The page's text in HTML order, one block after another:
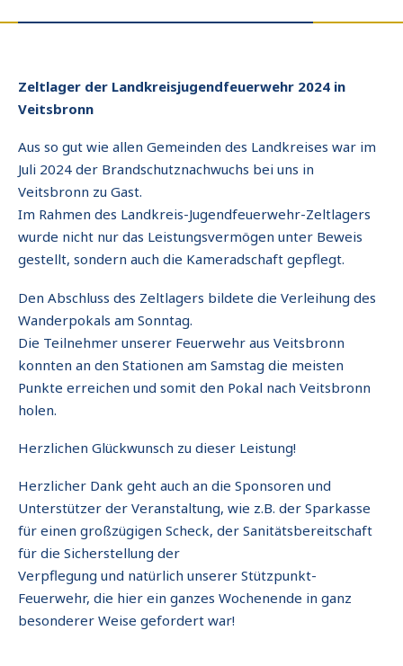
Zeltlager der Landkreisjugendfeuerwehr 2024 in
Veitsbronn
Aus so gut wie allen Gemeinden des Landkreises war im
Juli 2024 der Brandschutznachwuchs bei uns in
Veitsbronn zu Gast.
Im Rahmen des Landkreis-Jugendfeuerwehr-Zeltlagers
wurde nicht nur das Leistungsvermögen unter Beweis
gestellt, sondern auch die Kameradschaft gepflegt.
Den Abschluss des Zeltlagers bildete die Verleihung des
Wanderpokals am Sonntag.
Die Teilnehmer unserer Feuerwehr aus Veitsbronn
konnten an den Stationen am Samstag die meisten
Punkte erreichen und somit den Pokal nach Veitsbronn
holen.
Herzlichen Glückwunsch zu dieser Leistung!
Herzlicher Dank geht auch an die Sponsoren und
Unterstützer der Veranstaltung, wie z.B. der Sparkasse
für einen großzügigen Scheck, der Sanitätsbereitschaft
für die Sicherstellung der
Verpflegung und natürlich unserer Stützpunkt-
Feuerwehr, die hier ein ganzes Wochenende in ganz
besonderer Weise gefordert war!